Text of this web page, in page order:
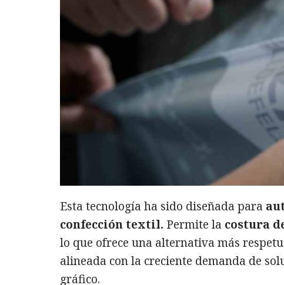
Esta tecnología ha sido diseñada para
confección textil. Permite la costura
lo que ofrece una alternativa más
alineada con la creciente demanda de
gráfico.